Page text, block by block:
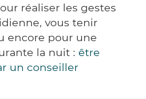
réaliser les gestes
vous tenir
encore pour une
la nuit : être
un conseiller